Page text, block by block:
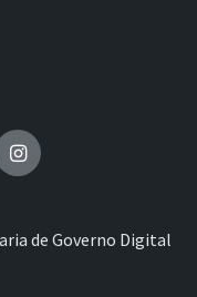
Instagram
de Governo Digital